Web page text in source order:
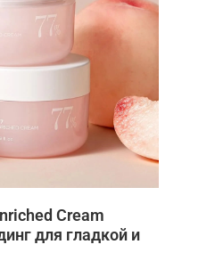
Cream
для гладкой и